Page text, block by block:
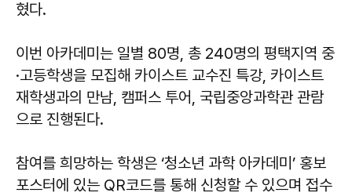
혔다.
이번 아카데미는 일별 80명, 총 240명의 평택지역 중
·고등학생을 모집해 카이스트 교수진 특강, 카이스트
재학생과의 만남, 캠퍼스 투어, 국립중앙과학관 관람
으로 진행된다.
참여를 희망하는 학생은 ‘청소년 과학 아카데미’ 홍보
포스터에 있는 QR코드를 통해 신청할 수 있으며 접수